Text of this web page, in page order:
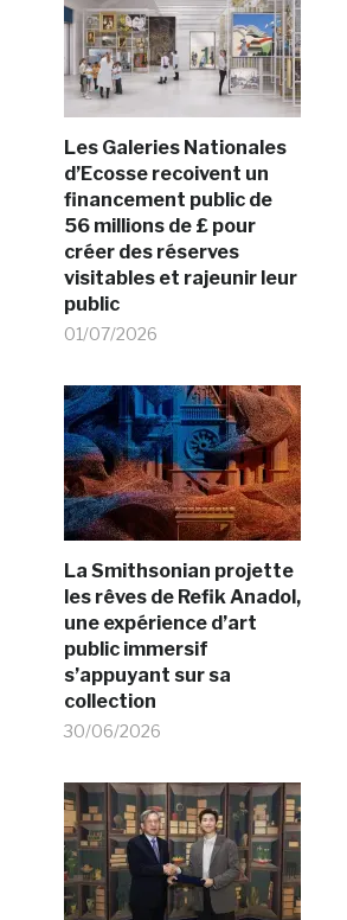
Les Galeries Nationales
d’Ecosse recoivent un
financement public de
56 millions de £ pour
créer des réserves
visitables et rajeunir leur
public
01/07/2026
La Smithsonian projette
les rêves de Refik Anadol,
une expérience d’art
public immersif
s’appuyant sur sa
collection
30/06/2026